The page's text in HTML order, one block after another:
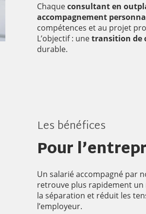
Chaqueconsultant en
accompagnement
compétences et au projet
L’objectif : unetransition de
durable.
Les bénéfices
Pour
Un salarié accompagné par
retrouve plus rapidement un
la séparation et réduit les
l’employeur.